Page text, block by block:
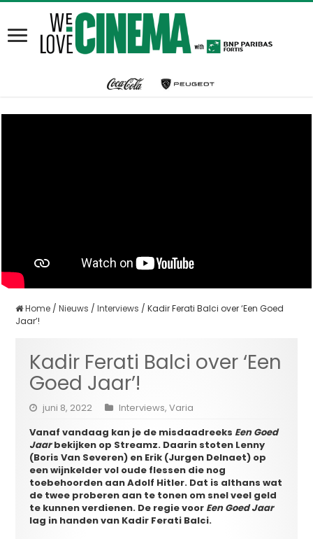
Home / Nieuws / Interviews / Kadir Ferati Balci over ‘Een Goed
Jaar’!
Kadir Ferati Balci over ‘Een
Goed Jaar’!
juni 8, 2022 Interviews,Varia
Vanaf vandaag kan je de misdaadreeks Een Goed
Jaarbekijken op Streamz. Daarin stoten Lenny
(Boris Van Severen) en Erik (Jurgen Delnaet) op
een wijnkelder vol oude flessen die nog
toebehoorden aan Adolf Hitler. Dat is althans wat
de twee proberen aan te tonen om snel veel geld
te kunnen verdienen. De regie voor Een Goed Jaar
lag in handen van Kadir Ferati Balci.